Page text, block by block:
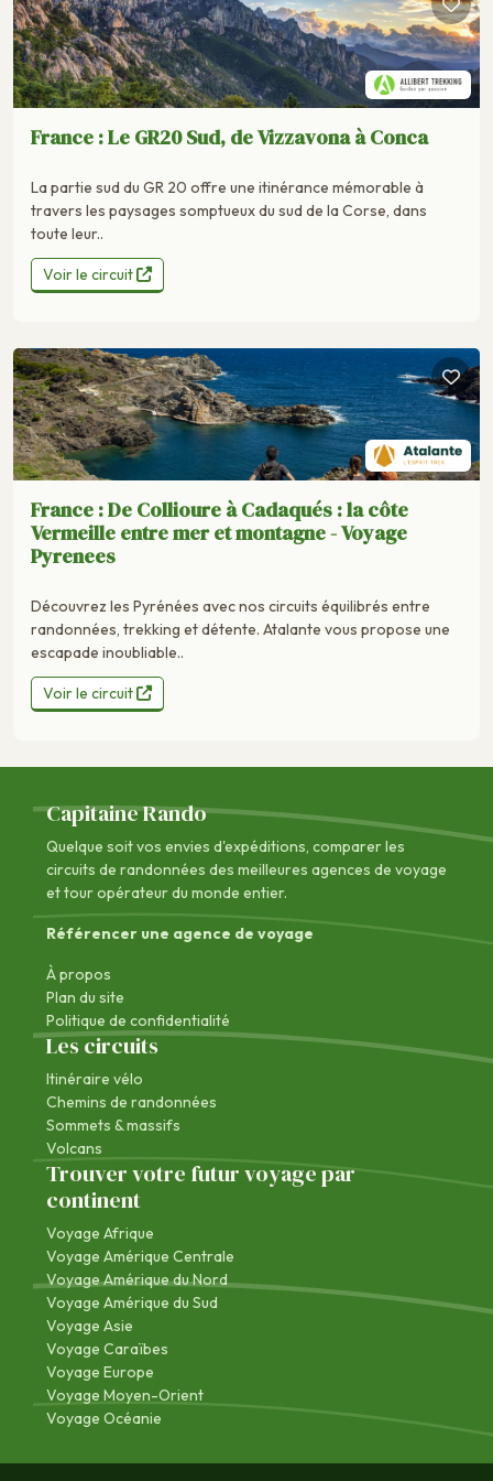
France : Le GR20 Sud, de Vizzavona à Conca
La partie sud du GR 20 offre une itinérance mémorable à
travers les paysages somptueux du sud de la Corse, dans
toute leur..
Voir le circuit
France : De Collioure à Cadaqués : la côte
Vermeille entre mer et montagne - Voyage
Pyrenees
Découvrez les Pyrénées avec nos circuits équilibrés entre
randonnées, trekking et détente. Atalante vous propose une
escapade inoubliable..
Voir le circuit
Capitaine Rando
Quelque soit vos envies d'expéditions, comparer les
circuits de randonnées des meilleures agences de voyage
et tour opérateur du monde entier.
Référencer une agence de voyage
À propos
Plan du site
Politique de confidentialité
Les circuits
Itinéraire vélo
Chemins de randonnées
Sommets & massifs
Volcans
Trouver votre futur voyage par
continent
Voyage Afrique
Voyage Amérique Centrale
Voyage Amérique du Nord
Voyage Amérique du Sud
Voyage Asie
Voyage Caraïbes
Voyage Europe
Voyage Moyen-Orient
Voyage Océanie